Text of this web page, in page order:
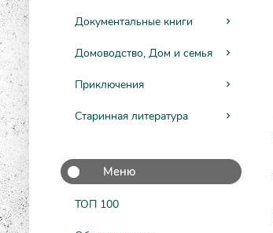
Документальные книги
Домоводство, Дом и семья
Приключения
Старинная литература
Меню
ТОП 100